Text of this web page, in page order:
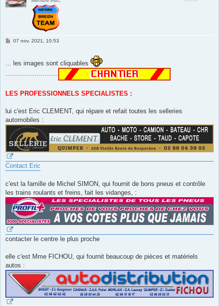
M
e
07 nov. 2021, 10:53
... les images sont cliquables
...........................
LES PROFESSIONNELS SPECIALISTES :
lui c'est Eric CLEMENT, qui répare et refait toutes les selleries
automobiles :
Contact Eric
c'est la famille de Michel SIMON, qui fournit de bons pneus et contrôle
les trains roulants et freins, fait les vidanges, :
contacter le centre le plus proche
elle c'est Mme FICHOU, qui fournit beaucoup de pièces et matériels
autos :